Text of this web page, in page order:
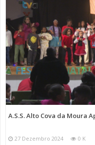
A.S.S. Alto Cova da Moura
27 Dezembro 2024 0 K